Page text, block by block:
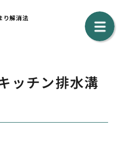
り解消法
ッチン排水溝